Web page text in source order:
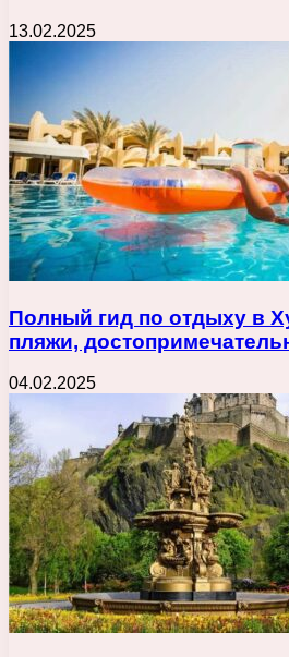
13.02.2025
Полный гид по отдыху в
пляжи,
04.02.2025